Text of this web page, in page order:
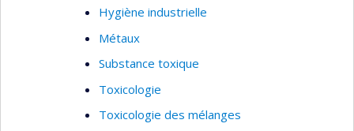
Estimation de l’exposition
Expositions par inhalation
Hygiène industrielle
Métaux
Substance toxique
Toxicologie
Toxicologie des mélanges